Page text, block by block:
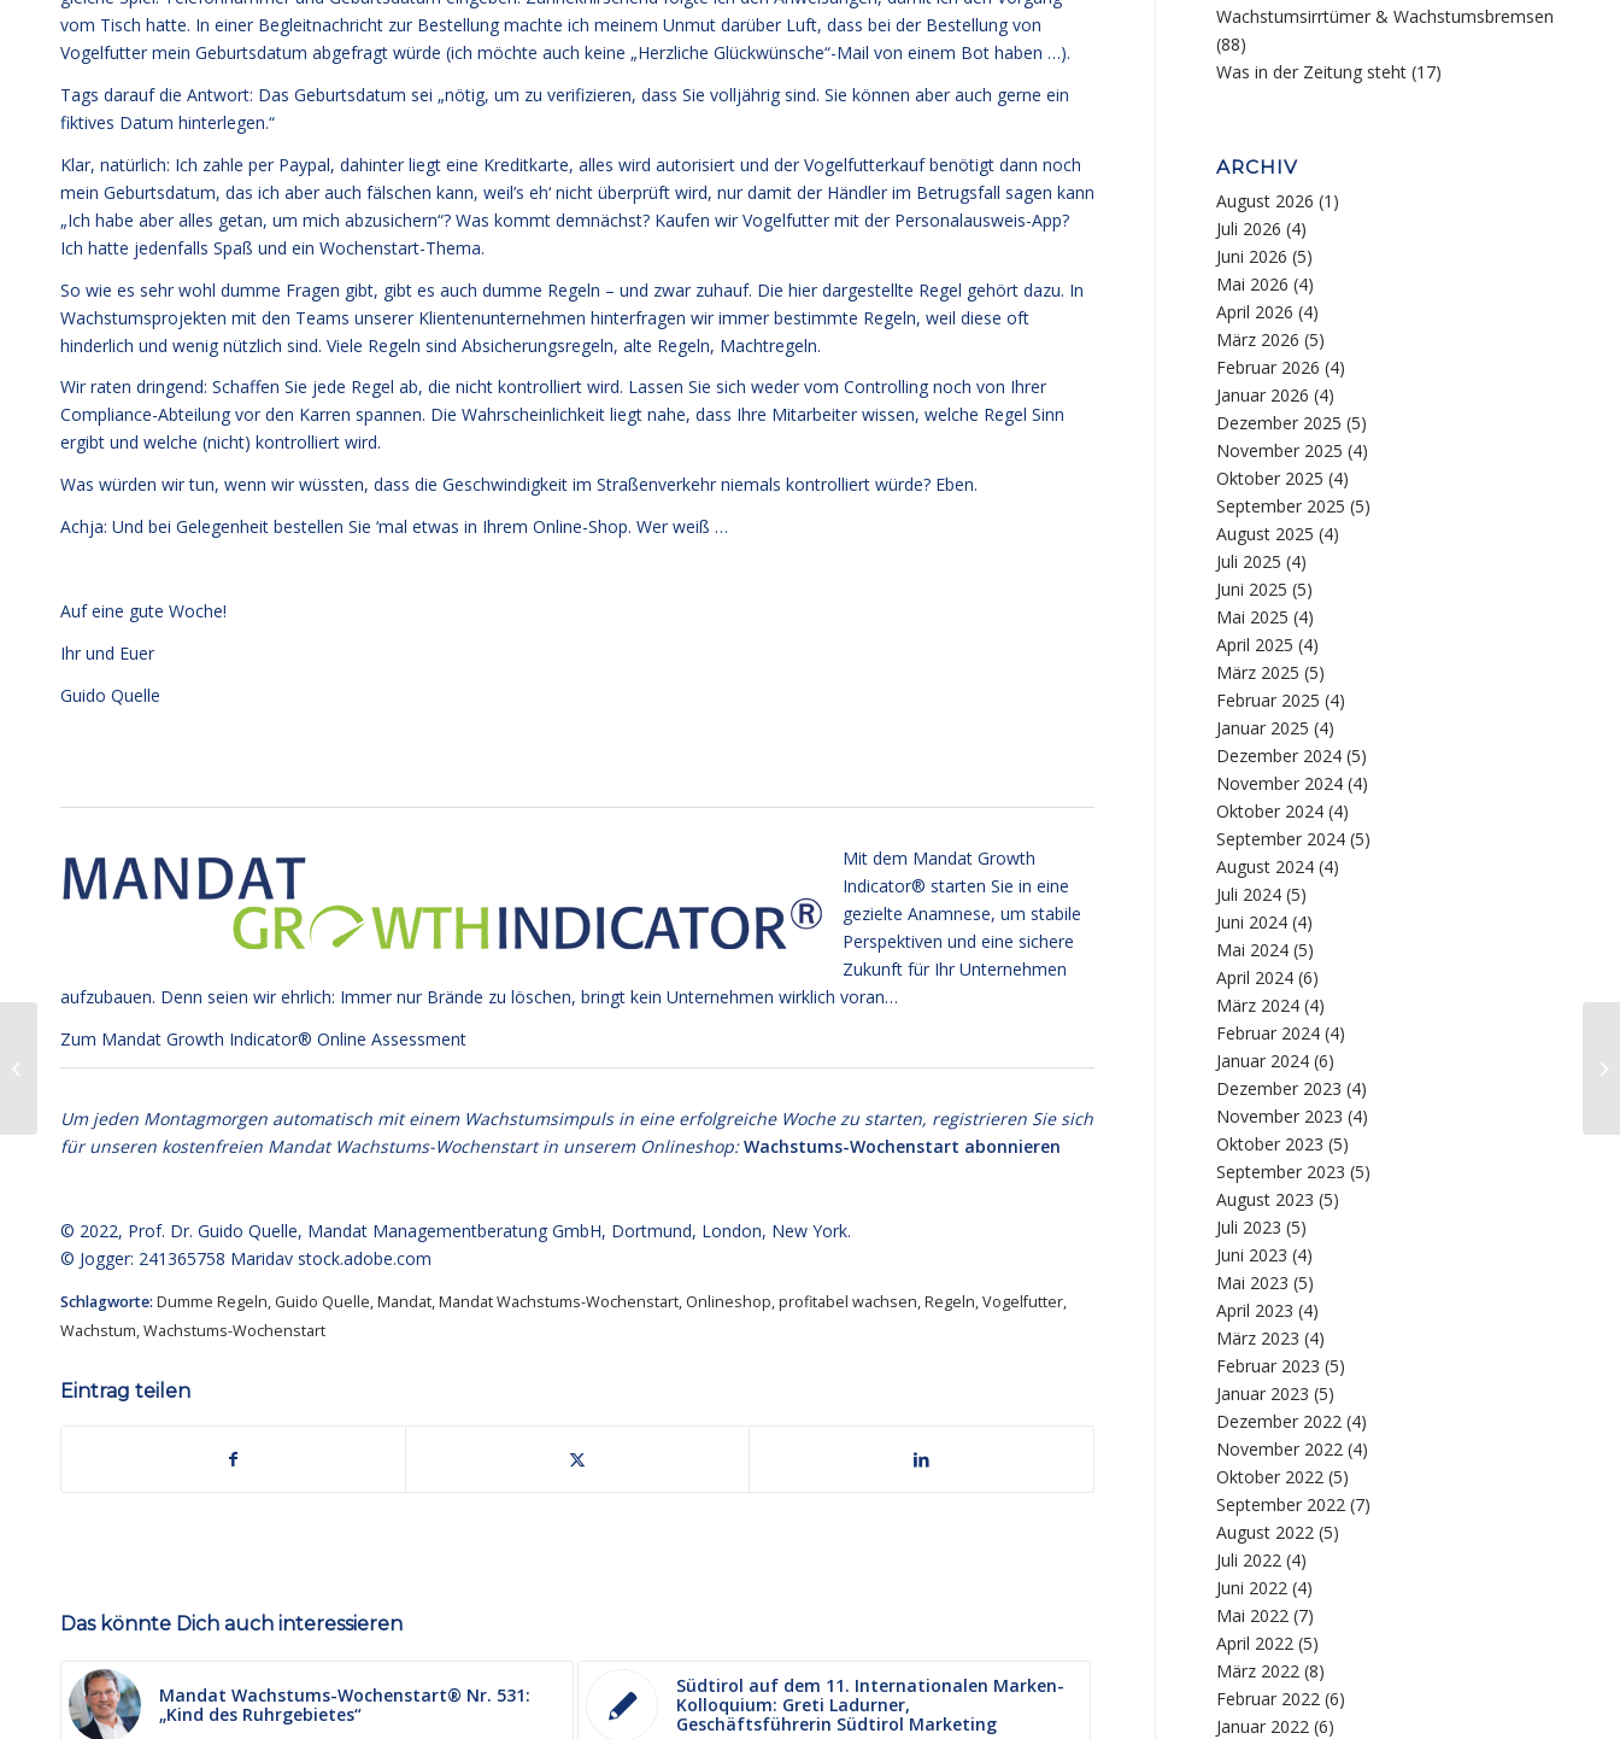
vom Tisch hatte. In einer Begleitnachricht zur Bestellung machte ich meinem Unmut darüber Luft, dass bei der Bestellung von
Vogelfutter mein Geburtsdatum abgefragt würde (ich möchte auch keine „Herzliche Glückwünsche“-Mail von einem Bot haben …).
Tags darauf die Antwort: Das Geburtsdatum sei „nötig, um zu verifizieren, dass Sie volljährig sind. Sie können aber auch gerne ein
fiktives Datum hinterlegen.“
Klar, natürlich: Ich zahle per Paypal, dahinter liegt eine Kreditkarte, alles wird autorisiert und der Vogelfutterkauf benötigt dann noch
mein Geburtsdatum, das ich aber auch fälschen kann, weil’s eh‘ nicht überprüft wird, nur damit der Händler im Betrugsfall sagen kann
„Ich habe aber alles getan, um mich abzusichern“? Was kommt demnächst? Kaufen wir Vogelfutter mit der Personalausweis-App?
Ich hatte jedenfalls Spaß und ein Wochenstart-Thema.
So wie es sehr wohl dumme Fragen gibt, gibt es auch dumme Regeln – und zwar zuhauf. Die hier dargestellte Regel gehört dazu. In
Wachstumsprojekten mit den Teams unserer Klientenunternehmen hinterfragen wir immer bestimmte Regeln, weil diese oft
hinderlich und wenig nützlich sind. Viele Regeln sind Absicherungsregeln, alte Regeln, Machtregeln.
Wir raten dringend: Schaffen Sie jede Regel ab, die nicht kontrolliert wird. Lassen Sie sich weder vom Controlling noch von Ihrer
Compliance-Abteilung vor den Karren spannen. Die Wahrscheinlichkeit liegt nahe, dass Ihre Mitarbeiter wissen, welche Regel Sinn
ergibt und welche (nicht) kontrolliert wird.
Was würden wir tun, wenn wir wüssten, dass die Geschwindigkeit im Straßenverkehr niemals kontrolliert würde? Eben.
Achja: Und bei Gelegenheit bestellen Sie ‘mal etwas in Ihrem Online-Shop. Wer weiß …
Auf eine gute Woche!
Ihr und Euer
Guido Quelle
Mit dem Mandat Growth
Indicator® starten Sie in eine
gezielte Anamnese, um stabile
Perspektiven und eine sichere
Zukunft für Ihr Unternehmen
aufzubauen. Denn seien wir ehrlich: Immer nur Brände zu löschen, bringt kein Unternehmen wirklich voran…
Zum Mandat Growth Indicator® Online Assessment
Um jeden Montagmorgen automatisch mit einem Wachstumsimpuls in eine erfolgreiche Woche zu starten, registrieren Sie sich
für unseren kostenfreien Mandat Wachstums-Wochenstart in unserem Onlineshop:Wachstums-Wochenstart abonnieren
© 2022, Prof. Dr. Guido Quelle, Mandat Managementberatung GmbH, Dortmund, London, New York.
© Jogger: 241365758 Maridav stock.adobe.com
Schlagworte: Dumme Regeln, Guido Quelle,Mandat,Mandat Wachstums-Wochenstart, Onlineshop,profitabel wachsen,Regeln,Vogelfutter,
Wachstum,Wachstums-Wochenstart
Eintrag teilen
Das könnte Dich auch interessieren
Mandat Wachstums-Wochenstart® Nr. 531:
„Kind des Ruhrgebietes“
Südtirol auf dem 11. Internationalen Marken-
Kolloquium: Greti Ladurner,
Geschäftsführerin Südtirol Marketing
Wachstumsirrtümer & Wachstumsbremsen
(88)
Was in der Zeitung steht (17)
ARCHIV
August 2026 (1)
Juli 2026 (4)
Juni 2026 (5)
Mai 2026 (4)
April 2026 (4)
März 2026 (5)
Februar 2026 (4)
Januar 2026 (4)
Dezember 2025 (5)
November 2025 (4)
Oktober 2025 (4)
September 2025 (5)
August 2025 (4)
Juli 2025 (4)
Juni 2025 (5)
Mai 2025 (4)
April 2025 (4)
März 2025 (5)
Februar 2025 (4)
Januar 2025 (4)
Dezember 2024 (5)
November 2024 (4)
Oktober 2024 (4)
September 2024 (5)
August 2024 (4)
Juli 2024 (5)
Juni 2024 (4)
Mai 2024 (5)
April 2024 (6)
März 2024 (4)
Februar 2024 (4)
Januar 2024 (6)
Dezember 2023 (4)
November 2023 (4)
Oktober 2023 (5)
September 2023 (5)
August 2023 (5)
Juli 2023 (5)
Juni 2023 (4)
Mai 2023 (5)
April 2023 (4)
März 2023 (4)
Februar 2023 (5)
Januar 2023 (5)
Dezember 2022 (4)
November 2022 (4)
Oktober 2022 (5)
September 2022 (7)
August 2022 (5)
Juli 2022 (4)
Juni 2022 (4)
Mai 2022 (7)
April 2022 (5)
März 2022 (8)
Februar 2022 (6)
Januar 2022 (6)
Preisverleihung beim 19.
Familienunternehmerin...